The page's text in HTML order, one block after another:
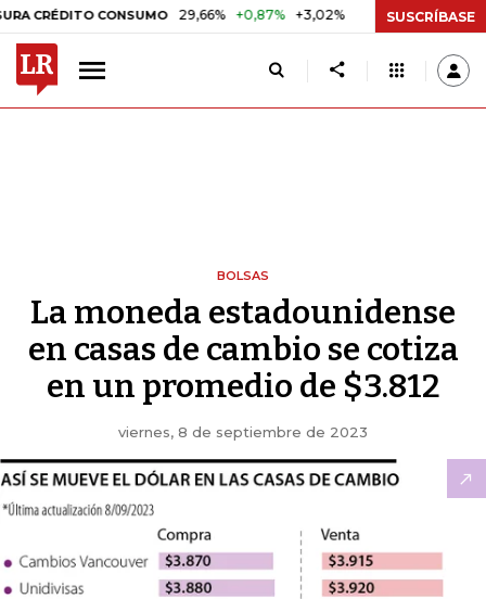
CONSUMO 29,66% +0,87% +3,02% DTF 10,34% +0,10%
SUSCRÍBASE
BOLSAS
La moneda estadounidense
en casas de cambio se cotiza
en un promedio de $3.812
viernes, 8 de septiembre de 2023